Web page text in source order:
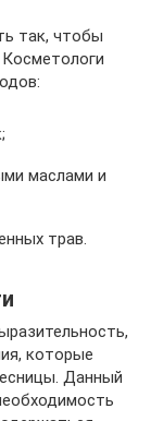
так, чтобы
маслами и
трав.
которые
Данный